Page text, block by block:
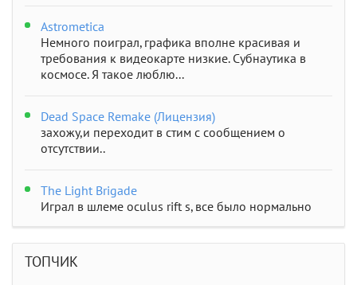
Astrometica
Немного поиграл, графика вполне красивая и
требования к видеокарте низкие. Субнаутика в
космосе. Я такое люблю...
Dead Space Remake (Лицензия)
захожу,и переходит в стим с сообщением о
отсутствии..
The Light Brigade
Играл в шлеме oculus rift s, все было нормально
сюжет и..
ТОПЧИК